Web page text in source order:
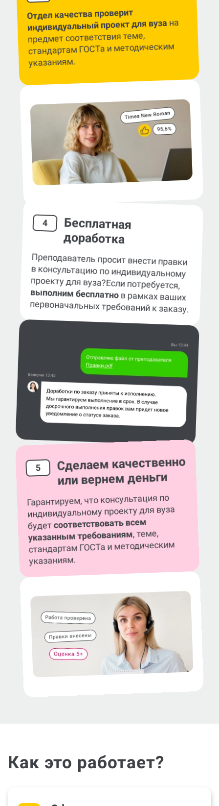
Отдел качества проверит
индивидуальный проект для вуза на
предмет соответствия теме,
стандартам ГОСТа и методическим
указаниям.
4 Бесплатная
доработка
Преподаватель просит внести правки
в консультацию по индивидуальному
проекту для вуза?Если потребуется,
выполним бесплатнов рамках ваших
первоначальных требований к заказу.
5 Сделаем качественно
или вернем деньги
Гарантируем, что консультация по
индивидуальному проекту для вуза
будетсоответствовать всем
указанным требованиям, теме,
стандартам ГОСТа и методическим
указаниям.
Как это работает?